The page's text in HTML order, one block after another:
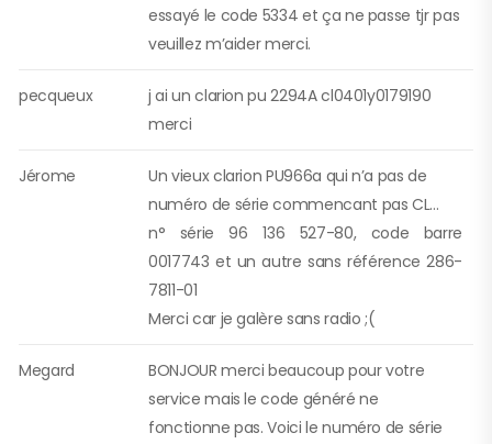
essayé le code 5334 et ça ne passe tjr pas
veuillez m’aider merci.
pecqueux
j ai un clarion pu 2294A cl0401y0179190
merci
Jérome
Un vieux clarion PU966a qui n’a pas de
numéro de série commencant pas CL…
n° série 96 136 527-80, code barre
0017743 et un autre sans référence 286-
7811-01
Merci car je galère sans radio ;(
Megard
BONJOUR merci beaucoup pour votre
service mais le code généré ne
fonctionne pas. Voici le numéro de série